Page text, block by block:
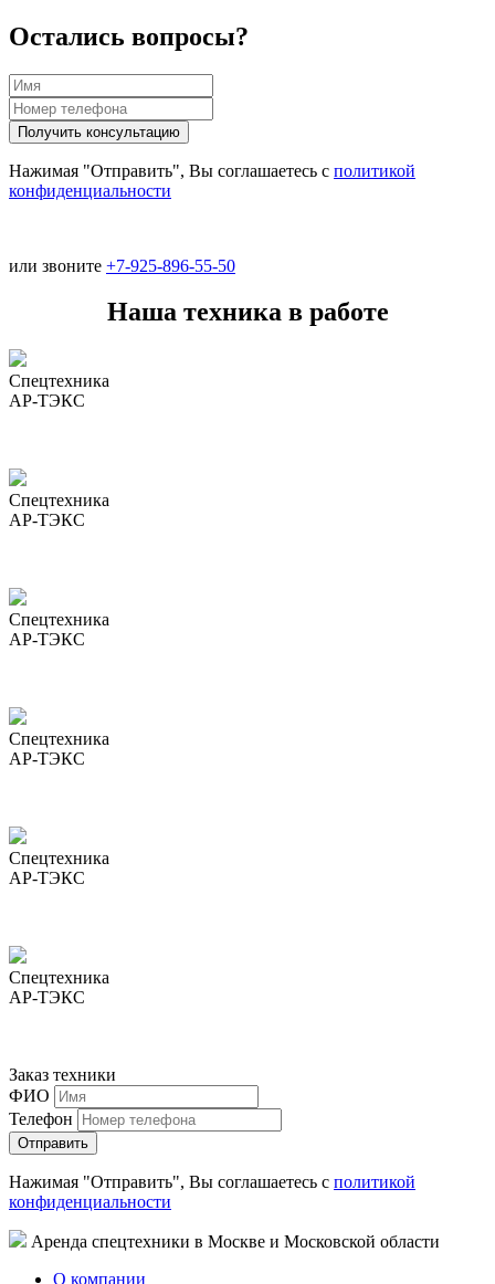
Остались вопросы?
Нажимая "Отправить", Вы соглашаетесь с политикой
конфиденциальности
или звоните +7-925-896-55-50
Наша техника в работе
Спецтехника
АР-ТЭКС
Спецтехника
АР-ТЭКС
Спецтехника
АР-ТЭКС
Спецтехника
АР-ТЭКС
Спецтехника
АР-ТЭКС
Спецтехника
АР-ТЭКС
Заказ техники
ФИО
Телефон
Нажимая "Отправить", Вы соглашаетесь с политикой
конфиденциальности
Аренда спецтехники в Москве и Московской области
О компании